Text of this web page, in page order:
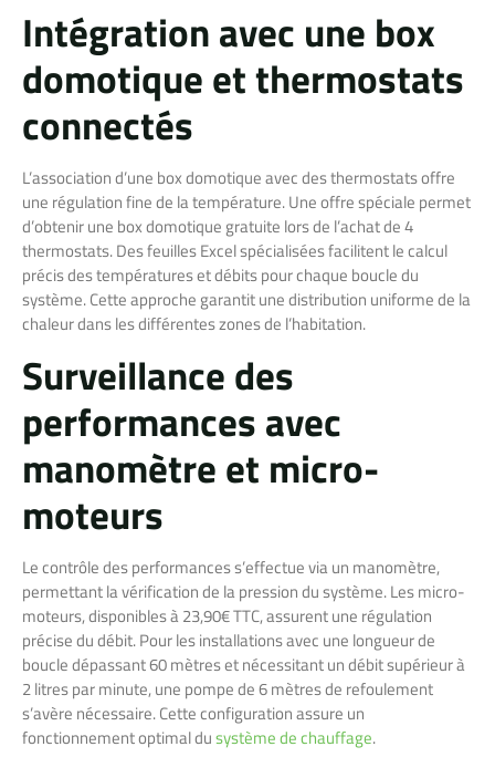
Intégration avec une box
domotique et thermostats
connectés
L’association d’une box domotique avec des thermostats offre
une régulation fine de la température. Une offre spéciale permet
d’obtenir une box domotique gratuite lors de l’achat de 4
thermostats. Des feuilles Excel spécialisées facilitent le calcul
précis des températures et débits pour chaque boucle du
système. Cette approche garantit une distribution uniforme de la
chaleur dans les différentes zones de l’habitation.
Surveillance des
performances avec
manomètre et micro-
moteurs
Le contrôle des performances s’effectue via un manomètre,
permettant la vérification de la pression du système. Les micro-
moteurs, disponibles à 23,90€ TTC, assurent une régulation
précise du débit. Pour les installations avec une longueur de
boucle dépassant 60 mètres et nécessitant un débit supérieur à
2 litres par minute, une pompe de 6 mètres de refoulement
s’avère nécessaire. Cette configuration assure un
fonctionnement optimal dusystème de chauffage.